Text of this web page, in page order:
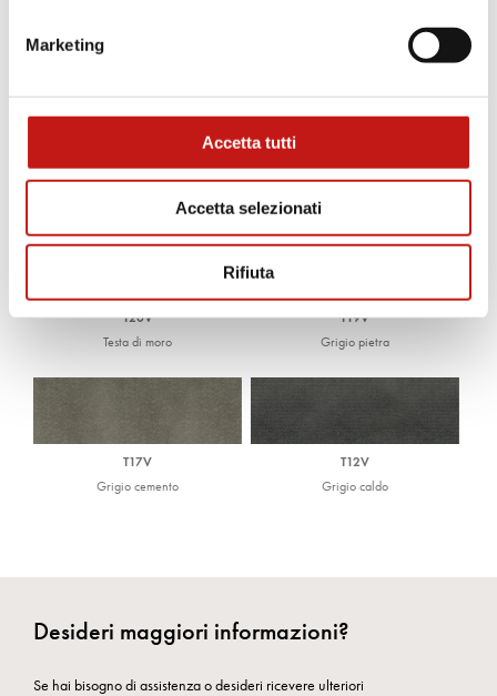
Marketing
Accetta tutti
Accetta selezionati
Rifiuta
Verde scarabeo
T09V T03V
T20V
Testa di moro
T19V
Grigio pietra
T17V
Grigio cemento
T12V
Grigio caldo
Desideri maggiori informazioni?
Se hai bisogno di assistenza o desideri ricevere ulteriori